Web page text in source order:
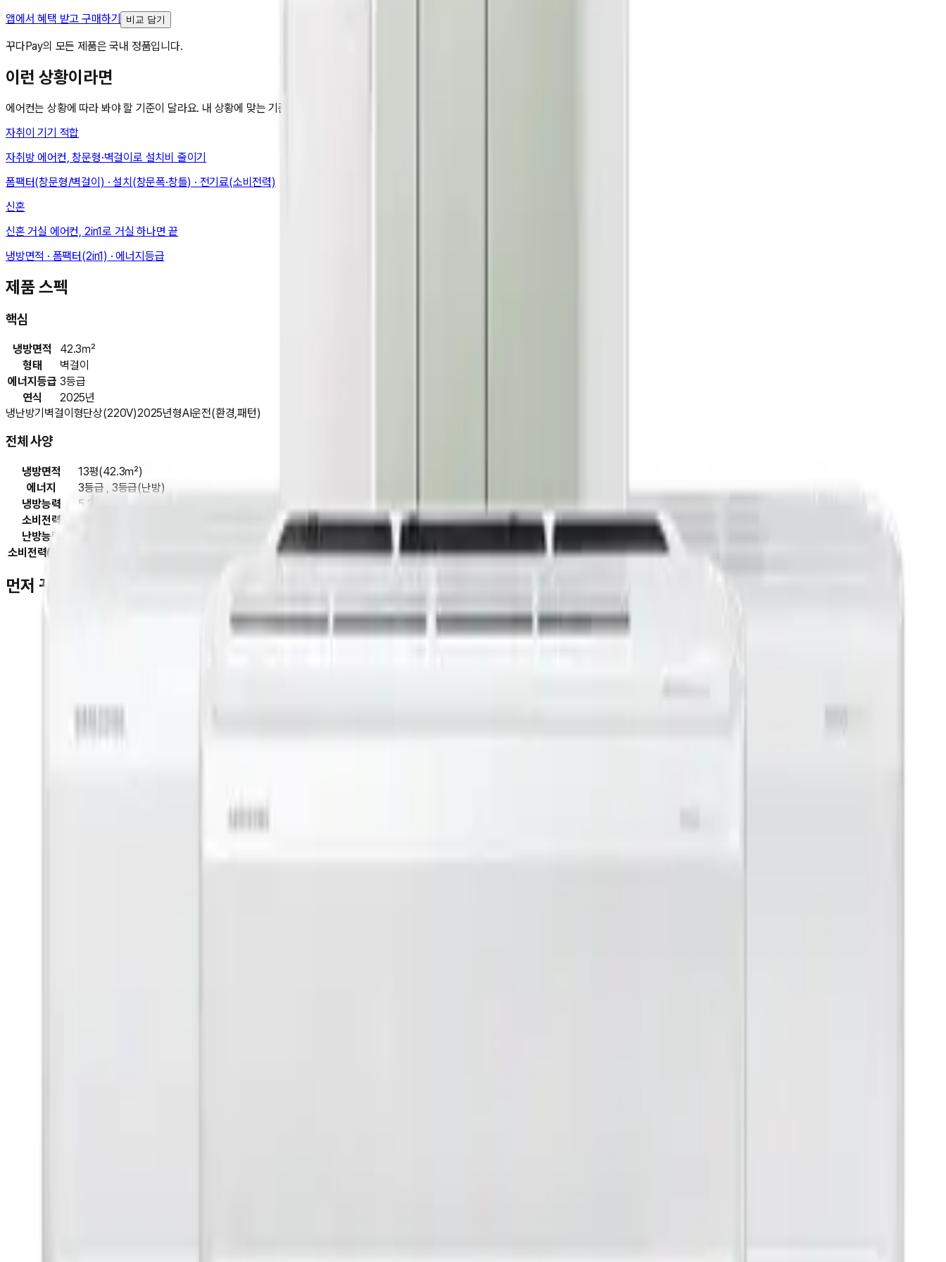
앱에서 혜택 받고 구매하기 비교 담기
꾸다Pay의 모든 제품은 국내 정품입니다.
이런 상황이라면
에어컨는 상황에 따라 봐야 할 기준이 달라요. 내 상황에 맞는 기준으로 골라보세요.
자취이 기기 적합
자취방 에어컨, 창문형·벽걸이로 설치비 줄이기
폼팩터(창문형/벽걸이) · 설치(창문폭·창틀) · 전기료(소비전력)
신혼
신혼 거실 에어컨, 2in1로 거실 하나면 끝
냉방면적 · 폼팩터(2in1) · 에너지등급
제품 스펙
핵심
냉방면적
42.3㎡
형태
벽걸이
에너지등급 3등급
연식
2025년
냉난방기 벽걸이형단상(220V)2025년형AI운전(환경,패턴)
전체 사양
냉방면적
13평(42.3㎡)
에너지
3등급 , 3등급(난방)
냉방능력
5.2kW
소비전력
난방능력
소비전력(난방)
먼저 꾸다Pay를 이용하신 고객님들
★★★★★